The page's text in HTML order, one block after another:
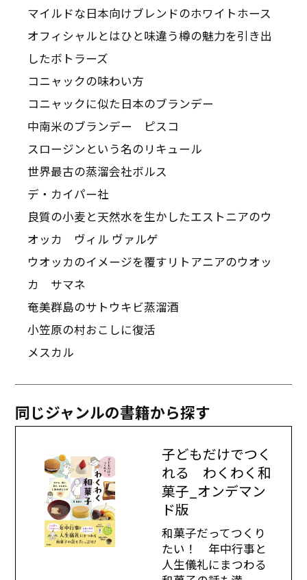
マイルドな日本向けブレンドのホワイトホース
オフィシャルとはひと味違う樽の魅力を引き出
したボトラーズ
コニャックの味わい方
コニャックに似た日本のブランデー
中南米のブランデー ピスコ
スロージンという名のリキュール
世界最古の蒸溜会社ボルス
デ・カイパー社
良質の小麦と天然水を生かしたエストニアのウ
オッカ ヴィル ヴァルゲ
ウオッカのイメージを覆すリトアニアのウオッ
カ サマネ
奄美群島のサトウキビ蒸溜酒
小笠原の村おこしに復活
メスカル
同じジャンルの書籍から探す
子どもだけでつく
れる わくわく和
菓子_オンデマン
ド版
和菓子だってつくり
たい！ 年中行事と
人生儀礼にまつわる